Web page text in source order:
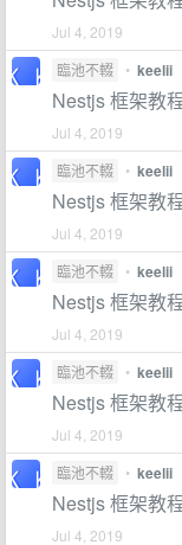
Jul 4, 2019
臨池不輟
• keelii
Nestjs 框架教
Jul 4, 2019
臨池不輟
• keelii
Nestjs 框架教
Jul 4, 2019
臨池不輟
• keelii
Nestjs 框架教
Jul 4, 2019
臨池不輟
• keelii
Nestjs 框架教
Jul 4, 2019
臨池不輟
• keelii
Nestjs 框架教
Jul 4, 2019